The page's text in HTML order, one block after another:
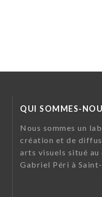
QUI SOMMES-
Nous sommes un
création et de
arts visuels situé au
Gabriel Péri à Saint-